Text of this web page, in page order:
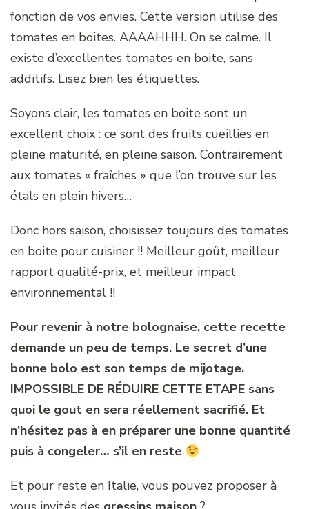
fonction de vos envies. Cette version utilise des
tomates en boites. AAAAHHH. On se calme. Il
existe d’excellentes tomates en boite, sans
additifs. Lisez bien les étiquettes.
Soyons clair, les tomates en boite sont un
excellent choix : ce sont des fruits cueillies en
pleine maturité, en pleine saison. Contrairement
aux tomates « fraîches » que l’on trouve sur les
étals en plein hivers…
Donc hors saison, choisissez toujours des tomates
en boite pour cuisiner !! Meilleur goût, meilleur
rapport qualité-prix, et meilleur impact
environnemental !!
Pour revenir à notre bolognaise, cette recette
demande un peu de temps. Le secret d’une
bonne bolo est son temps de mijotage.
IMPOSSIBLE DE RÉDUIRE CETTE ETAPE sans
quoi le gout en sera réellement sacrifié. Et
n’hésitez pas à en préparer une bonne quantité
puis à congeler… s’il en reste
Et pour reste en Italie, vous pouvez proposer à